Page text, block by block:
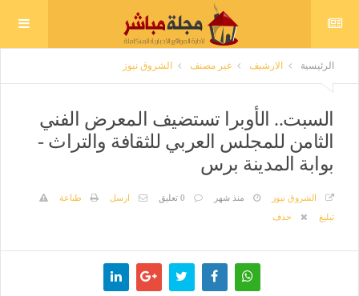
الرئيسية الارشيف غير مصنف الشروق نيوز
السبت.. الأوبرا تستضيف المعرض الفني
الثامن للمجلس العربي للثقافة والتراث -
بوابة المدينة برس
الشروق نيوز منذ شهر 0 تعليق ارسل
طباعة
تبليغ
حذف